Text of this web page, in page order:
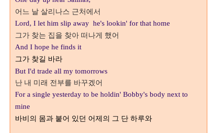
어느 날 살리나스 근처에서
Lord, I let him slip away he's lookin' for that home
그가 찾는 집을 찾아 떠나게 했어
And I hope he finds it
그가 찾길 바라
But I'd trade all my tomorrows
난 내 미래 전부를 바꾸겠어
For a single yesterday to be holdin' Bobby's body next to
mine
바비의 몸과 붙어 있던 어제의 그 단 하루와